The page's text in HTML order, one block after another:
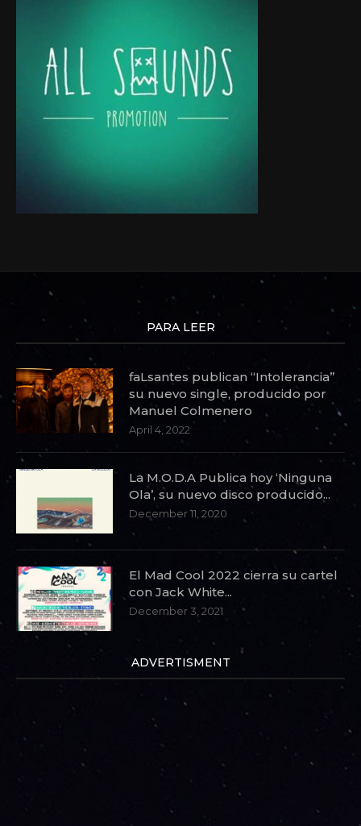
PARA LEER
faLsantes publican “Intolerancia”
su nuevo single, producido por
Manuel Colmenero
April 4, 2022
La M.O.D.A Publica hoy ‘Ninguna
Ola’, su nuevo disco producido...
December 11, 2020
El Mad Cool 2022 cierra su cartel
con Jack White...
December 3, 2021
ADVERTISMENT